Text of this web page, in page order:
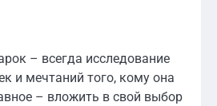
– всегда исследование
и мечтаний того, кому она
– вложить в свой выбор